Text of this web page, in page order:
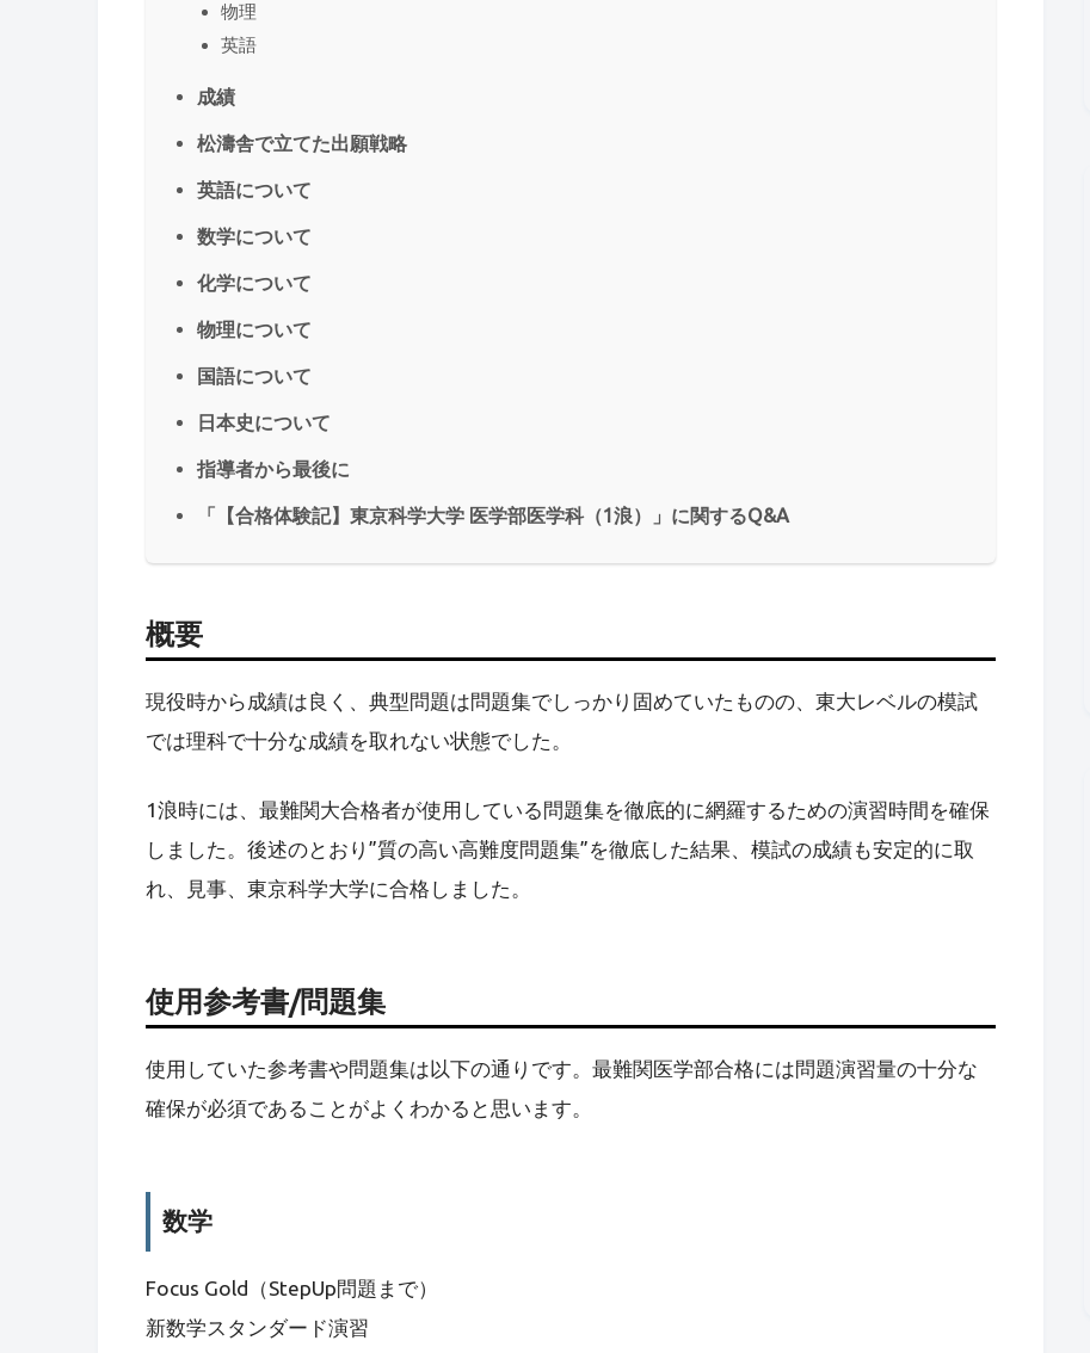
物理
英語
成績
松濤舎で立てた出願戦略
英語について
数学について
化学について
物理について
国語について
日本史について
指導者から最後に
「【合格体験記】東京科学大学 医学部医学科（1浪）」に関するQ&A
概要
現役時から成績は良く、典型問題は問題集でしっかり固めていたものの、東大レベルの模試
では理科で十分な成績を取れない状態でした。
1浪時には、最難関大合格者が使用している問題集を徹底的に網羅するための演習時間を確保
しました。後述のとおり”質の高い高難度問題集”を徹底した結果、模試の成績も安定的に取
れ、見事、東京科学大学に合格しました。
使用参考書/問題集
使用していた参考書や問題集は以下の通りです。最難関医学部合格には問題演習量の十分な
確保が必須であることがよくわかると思います。
数学
Focus Gold（StepUp問題まで）
新数学スタンダード演習